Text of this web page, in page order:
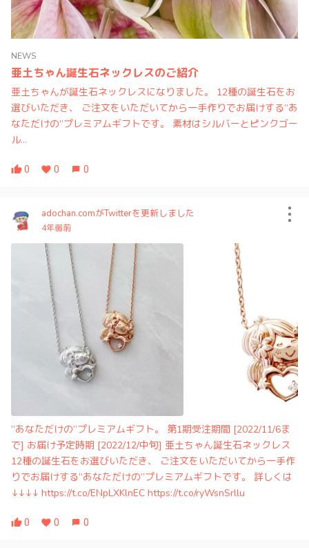
NEWS
亜土ちゃん誕生石ネックレスのご紹介
亜土ちゃんが誕生石ネックレスになりました。 12種の誕生石をお
選びいただき、 ご注文をいただいてから一手作りでお届けする”あ
なただけの”プレミアムギフトです。 素材はシルバーとピンクゴー
ル...
0 0 0
adochan.comがTwitterを更新しました
4年弱前
”あなただけの”プレミアムギフト。 第1期受注期間 [2022/11/6ま
で] お届け予定時期 [2022/12/中旬] 亜土ちゃん誕生石ネックレス
12種の誕生石をお選びいただき、 ご注文をいただいてから一手作
りでお届けする”あなただけの”プレミアムギフトです。 詳しくは
↓↓↓↓ https://t.co/ENpLXKlnEC https://t.co/ryWsnSrllu
0 0 0